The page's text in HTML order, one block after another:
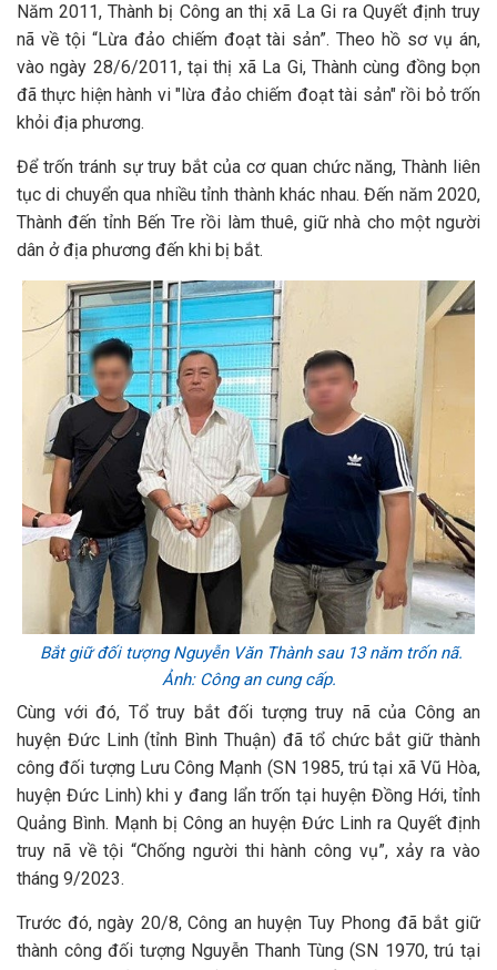
Năm 2011, Thành bị Công an thị xã La Gi ra Quyết định truy
nã về tội “Lừa đảo chiếm đoạt tài sản”. Theo hồ sơ vụ án,
vào ngày 28/6/2011, tại thị xã La Gi, Thành cùng đồng bọn
đã thực hiện hành vi "lừa đảo chiếm đoạt tài sản" rồi bỏ trốn
khỏi địa phương.
Để trốn tránh sự truy bắt của cơ quan chức năng, Thành liên
tục di chuyển qua nhiều tỉnh thành khác nhau. Đến năm 2020,
Thành đến tỉnh Bến Tre rồi làm thuê, giữ nhà cho một người
dân ở địa phương đến khi bị bắt.
Bắt giữ đối tượng Nguyễn Văn Thành sau 13 năm trốn nã.
Ảnh: Công an cung cấp.
Cùng với đó, Tổ truy bắt đối tượng truy nã của Công an
huyện Đức Linh (tỉnh Bình Thuận) đã tổ chức bắt giữ thành
công đối tượng Lưu Công Mạnh (SN 1985, trú tại xã Vũ Hòa,
huyện Đức Linh) khi y đang lẩn trốn tại huyện Đồng Hới, tỉnh
Quảng Bình. Mạnh bị Công an huyện Đức Linh ra Quyết định
truy nã về tội “Chống người thi hành công vụ”, xảy ra vào
tháng 9/2023.
Trước đó, ngày 20/8, Công an huyện Tuy Phong đã bắt giữ
thành công đối tượng Nguyễn Thanh Tùng (SN 1970, trú tại